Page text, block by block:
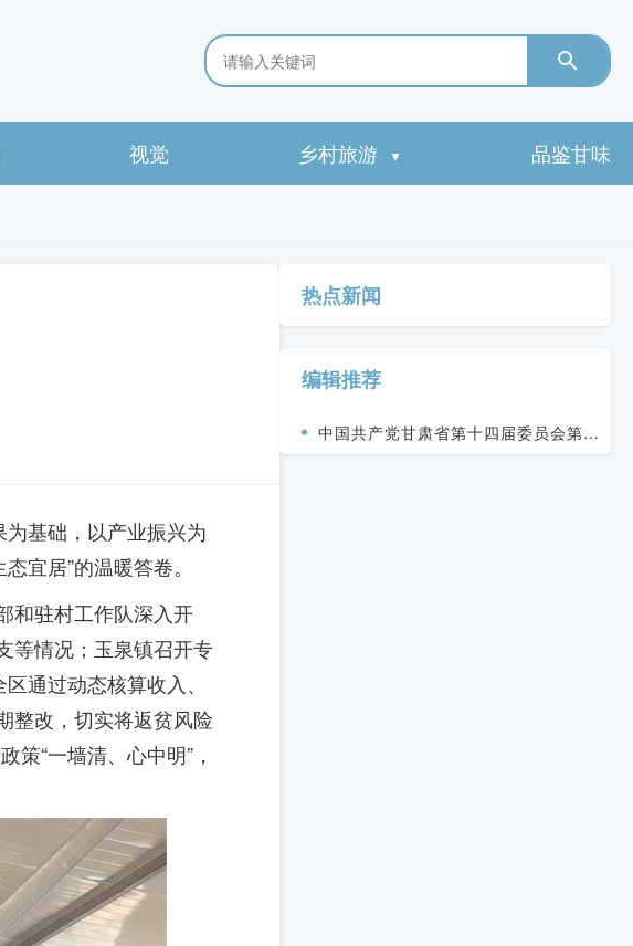
视觉 乡村旅游 ▼ 品鉴甘味
为基础，以产业振兴为
宜居”的温暖答卷。
和驻村工作队深入开
等情况；玉泉镇召开专
通过动态核算收入、
整改，切实将返贫风险
策“一墙清、心中明”，
热点新闻
编辑推荐
中国共产党甘肃省第十四届委员会第九